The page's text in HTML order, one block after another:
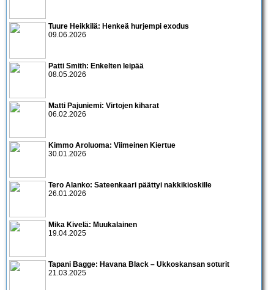
Tuure Heikkilä: Henkeä hurjempi exodus
09.06.2026
Patti Smith: Enkelten leipää
08.05.2026
Matti Pajuniemi: Virtojen kiharat
06.02.2026
Kimmo Aroluoma: Viimeinen Kiertue
30.01.2026
Tero Alanko: Sateenkaari päättyi nakkikioskille
26.01.2026
Mika Kivelä: Muukalainen
19.04.2025
Tapani Bagge: Havana Black – Ukkoskansan soturit
21.03.2025